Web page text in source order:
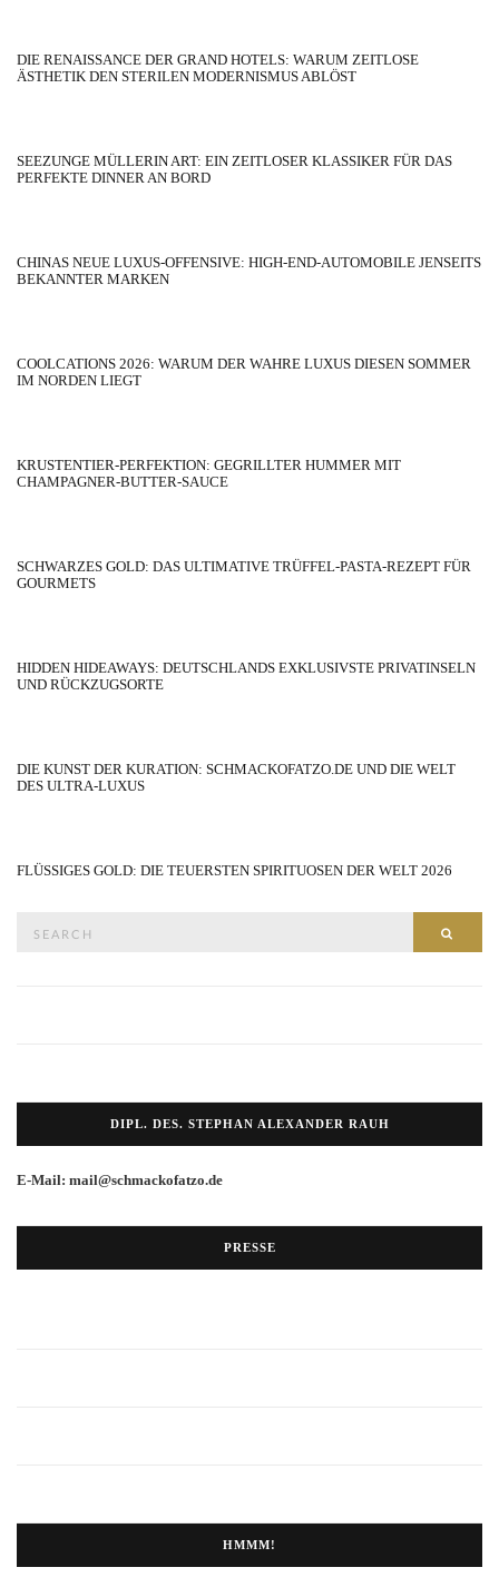
DIE RENAISSANCE DER GRAND HOTELS: WARUM ZEITLOSE
ÄSTHETIK DEN STERILEN MODERNISMUS ABLÖST
SEEZUNGE MÜLLERIN ART: EIN ZEITLOSER KLASSIKER FÜR DAS
PERFEKTE DINNER AN BORD
CHINAS NEUE LUXUS-OFFENSIVE: HIGH-END-AUTOMOBILE JENSEITS
BEKANNTER MARKEN
COOLCATIONS 2026: WARUM DER WAHRE LUXUS DIESEN SOMMER
IM NORDEN LIEGT
KRUSTENTIER-PERFEKTION: GEGRILLTER HUMMER MIT
CHAMPAGNER-BUTTER-SAUCE
SCHWARZES GOLD: DAS ULTIMATIVE TRÜFFEL-PASTA-REZEPT FÜR
GOURMETS
HIDDEN HIDEAWAYS: DEUTSCHLANDS EXKLUSIVSTE PRIVATINSELN
UND RÜCKZUGSORTE
DIE KUNST DER KURATION: SCHMACKOFATZO.DE UND DIE WELT
DES ULTRA-LUXUS
FLÜSSIGES GOLD: DIE TEUERSTEN SPIRITUOSEN DER WELT 2026
DIPL. DES. STEPHAN ALEXANDER RAUH
E-Mail: mail@schmackofatzo.de
PRESSE
HMMM!